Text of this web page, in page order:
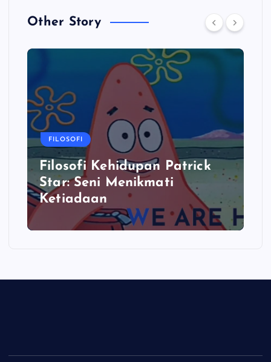
Other Story
FILOSOFI
Filosofi Kehidupan Patrick
Star: Seni Menikmati
Ketiadaan